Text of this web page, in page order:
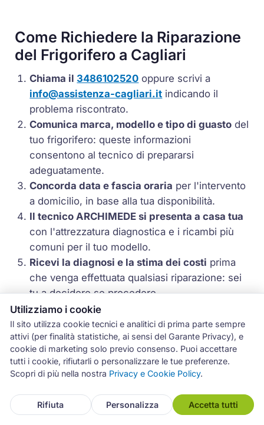
Come Richiedere la Riparazione
del Frigorifero a Cagliari
Chiama il 3486102520 oppure scrivi a
info@assistenza-cagliari.it indicando il
problema riscontrato.
Comunica marca, modello e tipo di guasto del
tuo frigorifero: queste informazioni
consentono al tecnico di prepararsi
adeguatamente.
Concorda data e fascia oraria per l'intervento
a domicilio, in base alla tua disponibilità.
Il tecnico ARCHIMEDE si presenta a casa tua
con l'attrezzatura diagnostica e i ricambi più
comuni per il tuo modello.
Ricevi la diagnosi e la stima dei costi prima
che venga effettuata qualsiasi riparazione: sei
tu a decidere se procedere.
Il tecnico esegue la riparazione
rapporto tecnico con il dettaglio dell'intervento
e la garanzia di 12 mesi sui ricambi installati.
Domande Frequenti (FAQ) —
Utilizziamo i cookie
Il sito utilizza cookie tecnici e analitici di prima parte sempre
attivi (per finalità statistiche, ai sensi del Garante Privacy), e
cookie di marketing solo previo consenso. Puoi accettare
tutti i cookie, rifiutarli o personalizzare le tue preferenze.
Scopri di più nella nostra Privacy e Cookie Policy.
Rifiuta Personalizza Accetta tutti